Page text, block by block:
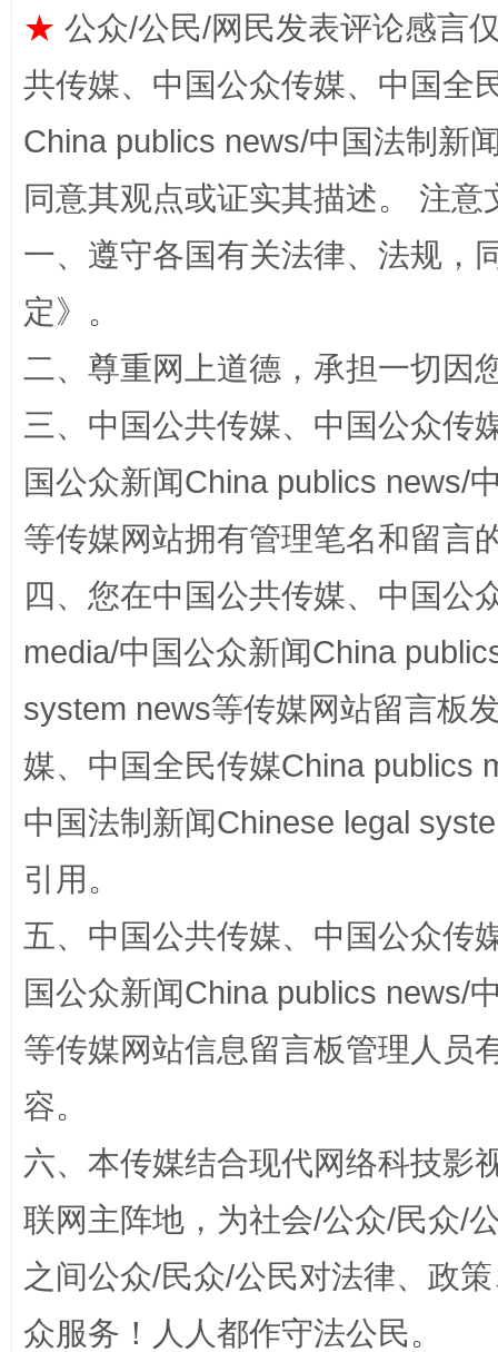
站台名比不上好声名
招工难、用工荒背后
网上购药对药下症？
这是一记警钟！
★ 公众/公民/网民发表评论感言
共传媒、中国公众传媒、中国全
China publics news/中国法制新
同意其观点或证实其描述。 注
一、遵守各国有关法律、法规，
定》。
二、尊重网上道德，承担一切因
三、中国公共传媒、中国公众传
国公众新闻China publics news/
等传媒网站拥有管理笔名和留言
四、您在中国公共传媒、中国公
media/中国公众新闻China
system news等传媒网站留言板
媒、中国全民传媒China publics
中国法制新闻Chinese legal
引用。
五、中国公共传媒、中国公众传
国公众新闻China publics news/
等传媒网站信息留言板管理人员
容。
六、本传媒结合现代网络科技影
联网主阵地，为社会/公众/民众/
之间公众/民众/公民对法律、政
众服务！人人都作守法公民。